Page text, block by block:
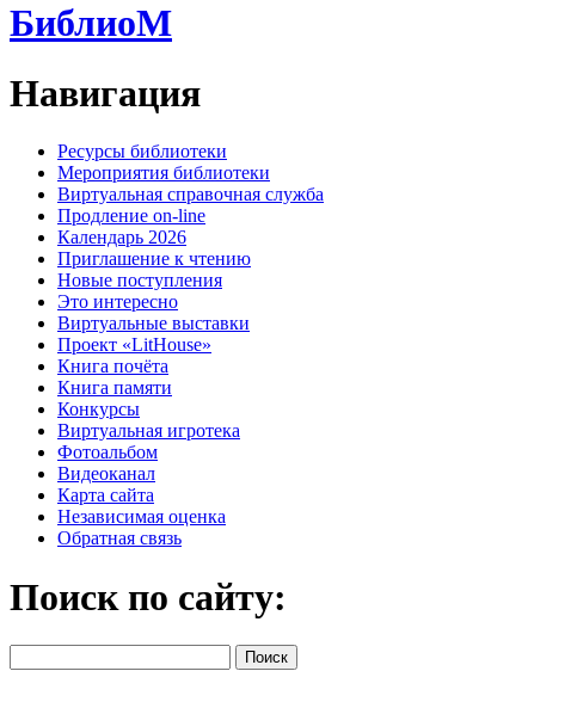
БиблиоМ
Навигация
Ресурсы библиотеки
Мероприятия библиотеки
Виртуальная справочная служба
Продление on-line
Календарь 2026
Приглашение к чтению
Новые поступления
Это интересно
Виртуальные выставки
Проект «LitHouse»
Книга почёта
Книга памяти
Конкурсы
Виртуальная игротека
Фотоальбом
Видеоканал
Карта сайта
Независимая оценка
Обратная связь
Поиск по сайту: